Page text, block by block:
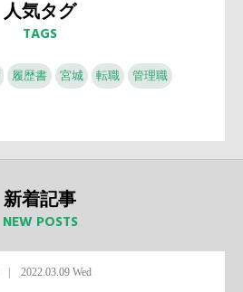
人気タグ
TAGS
履歴書 宮城 転職 管理職
新着記事
NEW POSTS
2022.03.09 Wed